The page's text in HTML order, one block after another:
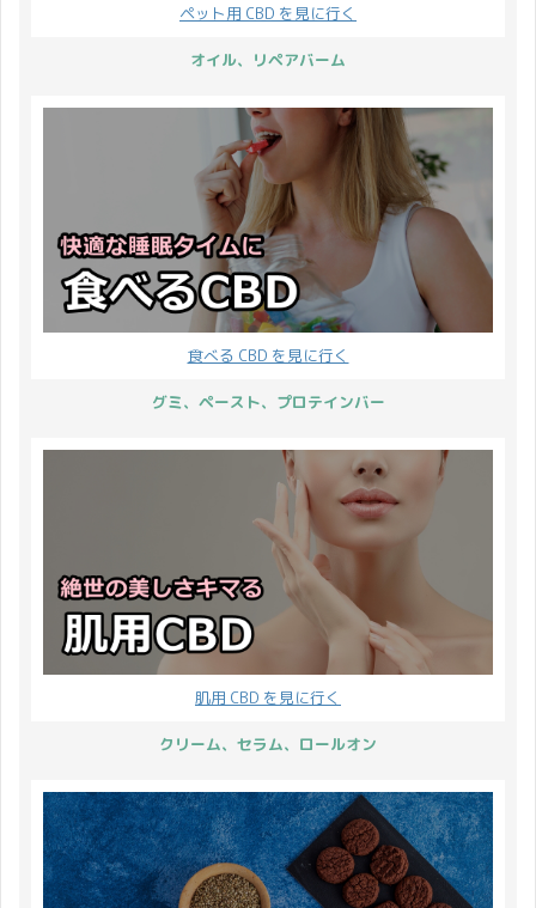
ペット用 CBD を見に行く
オイル、リペアバーム
食べる CBD を見に行く
グミ、ペースト、プロテインバー
肌用 CBD を見に行く
クリーム、セラム、ロールオン